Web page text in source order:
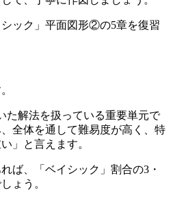
ック」平面図形②の5章を復習
た解法を扱っている重要単元で
全体を通して難易度が高く、特
」と言えます。
ば、「ベイシック」割合の3・
ょう。